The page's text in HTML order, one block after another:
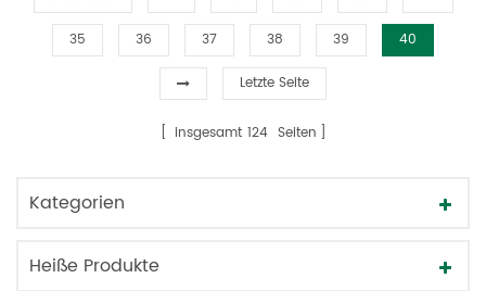
35 36 37 38 39 40
Letzte Seite
insgesamt 124 Seiten
Kategorien
Heiße Produkte